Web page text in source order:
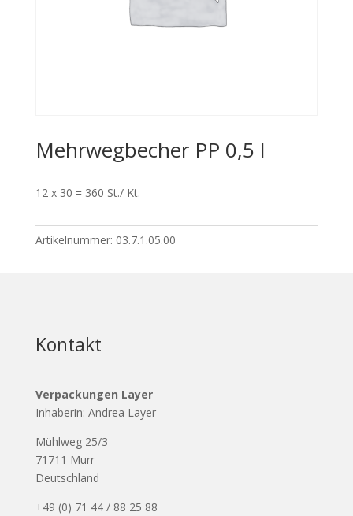
Mehrwegbecher PP 0,5 l
12 x 30 = 360 St./ Kt.
Artikelnummer: 03.7.1.05.00
Kontakt
Verpackungen Layer
Inhaberin: Andrea Layer
Mühlweg 25/3
71711 Murr
Deutschland
+49 (0) 71 44 / 88 25 88